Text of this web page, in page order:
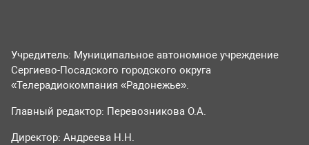
Учредитель: Муниципальное автономное учреждение
Сергиево-Посадского городского округа
«Телерадиокомпания «Радонежье».
Главный редактор: Перевозникова О.А.
Директор: Андреева Н.Н.